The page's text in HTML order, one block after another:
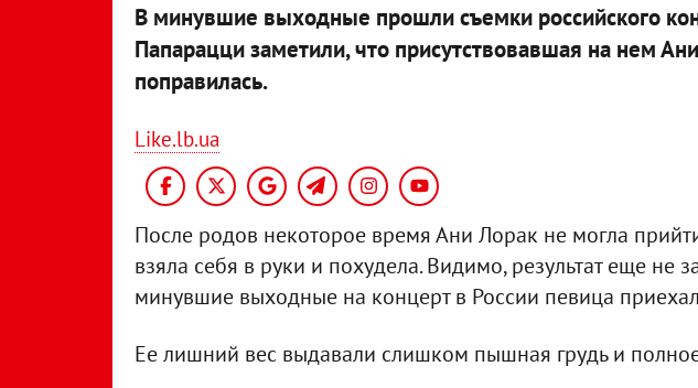
В минувшие выходные прошли съемки российского
Папарацци заметили, что присутствовавшая на нем
поправилась.
Like.lb.ua
После родов некоторое время Ани Лорак не могла
взяла себя в руки и похудела. Видимо, результат еще не
минувшие выходные на концерт в России певица
Ее лишний вес выдавали слишком пышная грудь и